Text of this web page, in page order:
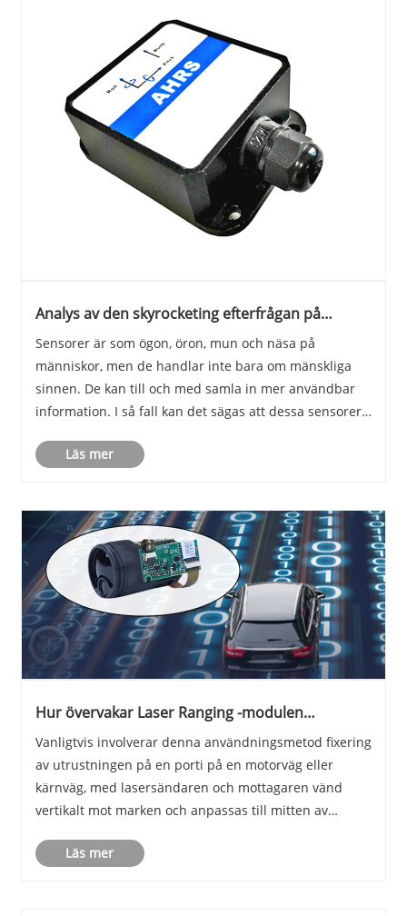
Analys av den skyrocketing efterfrågan på
Sensorer är som ögon, öron, mun och näsa på
människor, men de handlar inte bara om mänskliga
sinnen. De kan till och med samla in mer användbar
information. I så fall kan det sägas att dessa sensorer
grund av sensorer att IoT -systemet har innehå......
Läs mer
Hur övervakar Laser Ranging -modulen
Vanligtvis involverar denna användningsmetod fixering
av utrustningen på en porti på en motorväg eller
kärnväg, med lasersändaren och mottagaren vänd
vertikalt mot marken och anpassas till mitten av
ut det relativa förändringsvärdet för det uppmä......
Läs mer